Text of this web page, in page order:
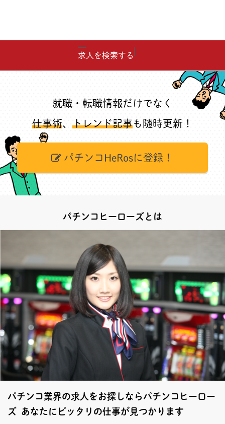
求人を検索する
就職・転職情報だけでなく
仕事術、 トレンド記事も随時更新！
パチンコHeRosに登録！
パチンコヒーローズとは
パチンコ業界の求人をお探しならパチンコヒーロー
ズ あなたにピッタリの仕事が見つかります